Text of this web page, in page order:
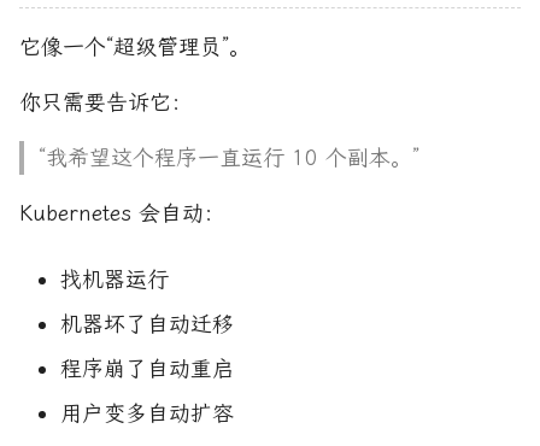
它像一个“超级管理员”。
你只需要告诉它：
“我希望这个程序一直运行 10 个副本。”
Kubernetes 会自动：
找机器运行
机器坏了自动迁移
程序崩了自动重启
用户变多自动扩容